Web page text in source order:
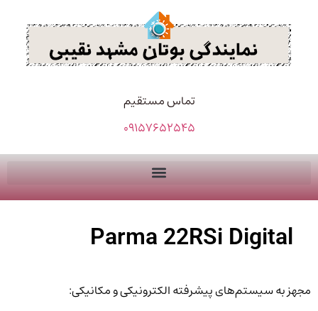
تماس مستقیم
09157652545
Parma 22RSi Digital
مجهز به سیستم‌های پیشرفته الکترونیکی و مکانیکی: